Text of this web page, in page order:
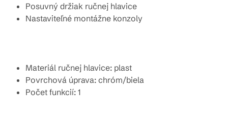
Posuvný držiak ručnej hlavice
Nastaviteľné montážne konzoly
Materiál ručnej hlavice: plast
Povrchová úprava: chróm/biela
Počet funkcií: 1